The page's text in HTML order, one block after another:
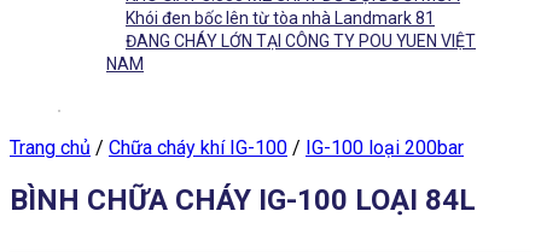
Khói đen bốc lên từ tòa nhà Landmark 81
ĐANG CHÁY LỚN TẠI CÔNG TY POU YUEN VIỆT
NAM
Trang chủ / Chữa cháy khí IG-100 / IG-100 loại 200bar
BÌNH CHỮA CHÁY IG-100 LOẠI 84L